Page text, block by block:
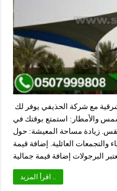
والأمطار: استمتع بوقتك في
زيادة مساحة المعيشة: حول
العائلية. إضافة قيمة